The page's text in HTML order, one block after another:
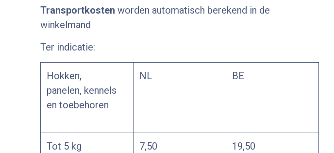
Transportkosten worden automatisch berekend in de
winkelmand
Ter indicatie:
Hokken,
panelen, kennels
en toebehoren
NL BE
Tot 5 kg 7,50 19,50